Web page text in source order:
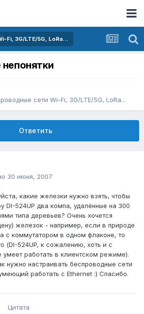
Fi, 3G/LTE/5G, LoRa...
сети Wi-Fi, 3G/LTE/5G, LoRa...
Ответить
30 июня, 2007
какие железки нужно взять, чтобы
DI-524UP два компа, удалённые на 300
типа деревьев? Очень хочется
железок - например, если в природе
с коммутатором в одном флаконе, то
(DI-524UP, к сожалению, хоть и с
умеет работать в клиентском режиме).
нужно настраивать беспроводные сети
работать с Ethernet :) Спасибо.
Цитата